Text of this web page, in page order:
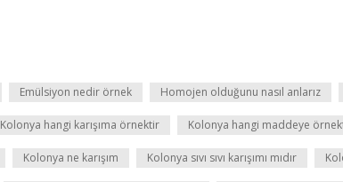
Emülsiyon nedir örnek Homojen olduğunu nasıl anlarız
Kolonya hangi karışıma örnektir Kolonya hangi maddeye
Kolonya ne karışım Kolonya sıvı sıvı karışımı mıdır